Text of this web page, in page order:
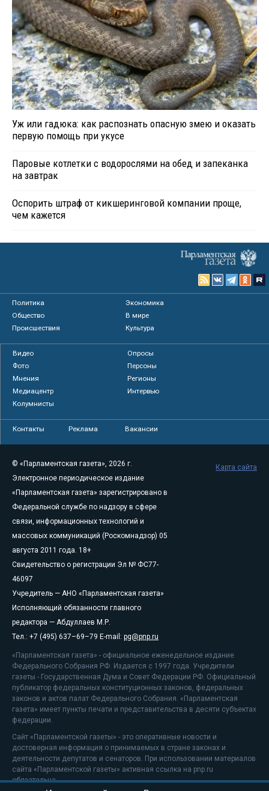
Уж или гадюка: как распознать опасную змею и оказать
первую помощь при укусе
Паровые котлетки с водорослями на обед и запеканка
на завтрак
Оспорить штраф от кикшеринговой компании проще,
чем кажется
Политика
Экономика
Общество
В мире
Происшествия
Культура
Видео
Опросы
Фото
Персоны
Мнения
Регионы
Медиацентр
Интервью
Колумнисты
Контакты Реклама Вакансии
© «Парламентская газета», 2026 г.
Электронное периодическое издание
«Парламентская газета» зарегистрировано в
Федеральной службе по надзору в сфере
связи, информационных технологий и
массовых коммуникаций (Роскомнадзор) 05
августа 2011 года. 18+
Свидетельство о регистрации Эл № ФС77-
46097
Учредитель — АНО «Парламентская газета»
Исполняющий обязанности главного
редактора — Абдуллаев М.Р.
Тел.: +7 (495) 637–69–79 E-mail: pg@pnp.ru
«Парламентская газета» - официальное еженедельное издание
Федерального Собрания РФ. Издается с 1997 года. Учредители
газеты - Государственная Дума и Совет Федерации РФ. Официальный
публикатор федеральных конституционных законов, федеральных
законов и актов палат Федерального Собрания. «Парламентская
газета» имеет пункты печати и представительства в десяти субъектах
федерации.
Сайт «Парламентской газеты» - это оперативные новости и
достоверная информация о принимаемых в стране законах и
деятельности депутатов и сенаторов. При использовании материалов
сайта «Парламентской газеты» активная ссылка на pnp.ru
обязательна.
Карта сайта